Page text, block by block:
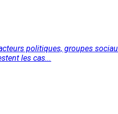
politiques, groupes
les cas...